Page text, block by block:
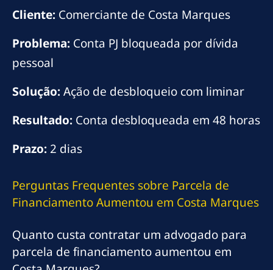
Cliente: Comerciante de Costa Marques
Problema: Conta PJ bloqueada por dívida
pessoal
Solução:Ação de desbloqueio com liminar
Resultado: Conta desbloqueada em 48 horas
Prazo: 2 dias
Perguntas Frequentes sobre Parcela de
Financiamento Aumentou em Costa Marques
Quanto custa contratar um advogado para
parcela de financiamento aumentou em